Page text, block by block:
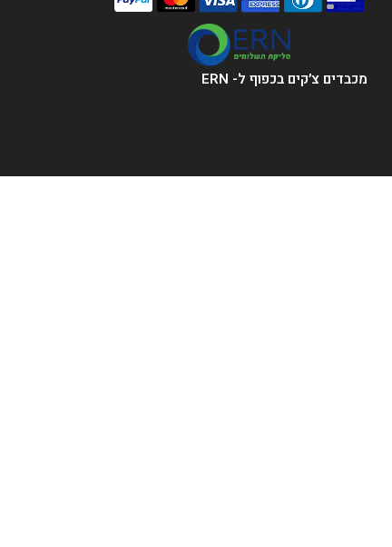
מכבדים צ׳קים בכפוף ל- ERN